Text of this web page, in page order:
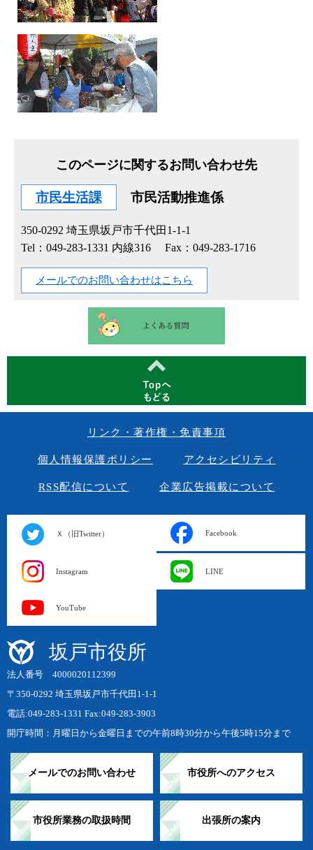
このページに関するお問い合わせ先
市民生活課 市民活動推進係
350-0292 埼玉県坂戸市千代田1-1-1
Tel：049-283-1331 内線316
Fax：049-283-1716
メールでのお問い合わせはこちら
リンク・著作権・免責事項
個人情報保護ポリシー アクセシビリティ
RSS配信について 企業広告掲載について
Ｘ（旧Twitter） Facebook
Instagram LINE
YouTube
坂戸市役所
法人番号 4000020112399
〒350-0292 埼玉県坂戸市千代田1-1-1
電話:049-283-1331 Fax:049-283-3903
開庁時間：月曜日から金曜日までの午前8時30分から午後5時15分まで
メールでのお問い合わせ 市役所へのアクセス
市役所業務の取扱時間 出張所の案内